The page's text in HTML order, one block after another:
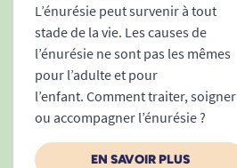
L’énurésie peut survenir à tout
stade de la vie. Les causes de
l’énurésie ne sont pas les mêmes
pour l’adulte et pour
l’enfant. Comment traiter, soigner
ou accompagner l’énurésie ?
EN SAVOIR PLUS